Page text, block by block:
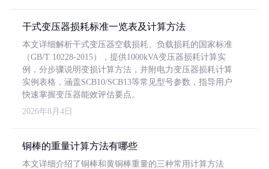
干式变压器损耗标准一览表及计算方法
本文详细解析干式变压器空载损耗、负载损耗的国家标准
（GB/T 10228-2015），提供1000kVA变压器损耗计算实
例，分步骤说明变损计算方法，并附电力变压器损耗计算
实例表格，涵盖SCB10/SCB13等常见型号参数，指导用户
快速掌握变压器能效评估要点。
2026年8月4日
铜棒的重量计算方法有哪些
本文详细介绍了铜棒和黄铜棒重量的三种常用计算方法